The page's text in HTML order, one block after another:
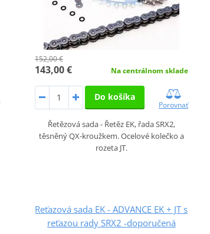
152,00 €
143,00 € Na centrálnom sklade
Do košíka
Porovnať
Řetězová sada - Řetěz EK, řada SRX2,
těsněný QX-kroužkem. Ocelové kolečko a
rozeta JT.
Reťazová sada EK - ADVANCE EK + JT s
reťazou rady SRX2 -doporučená